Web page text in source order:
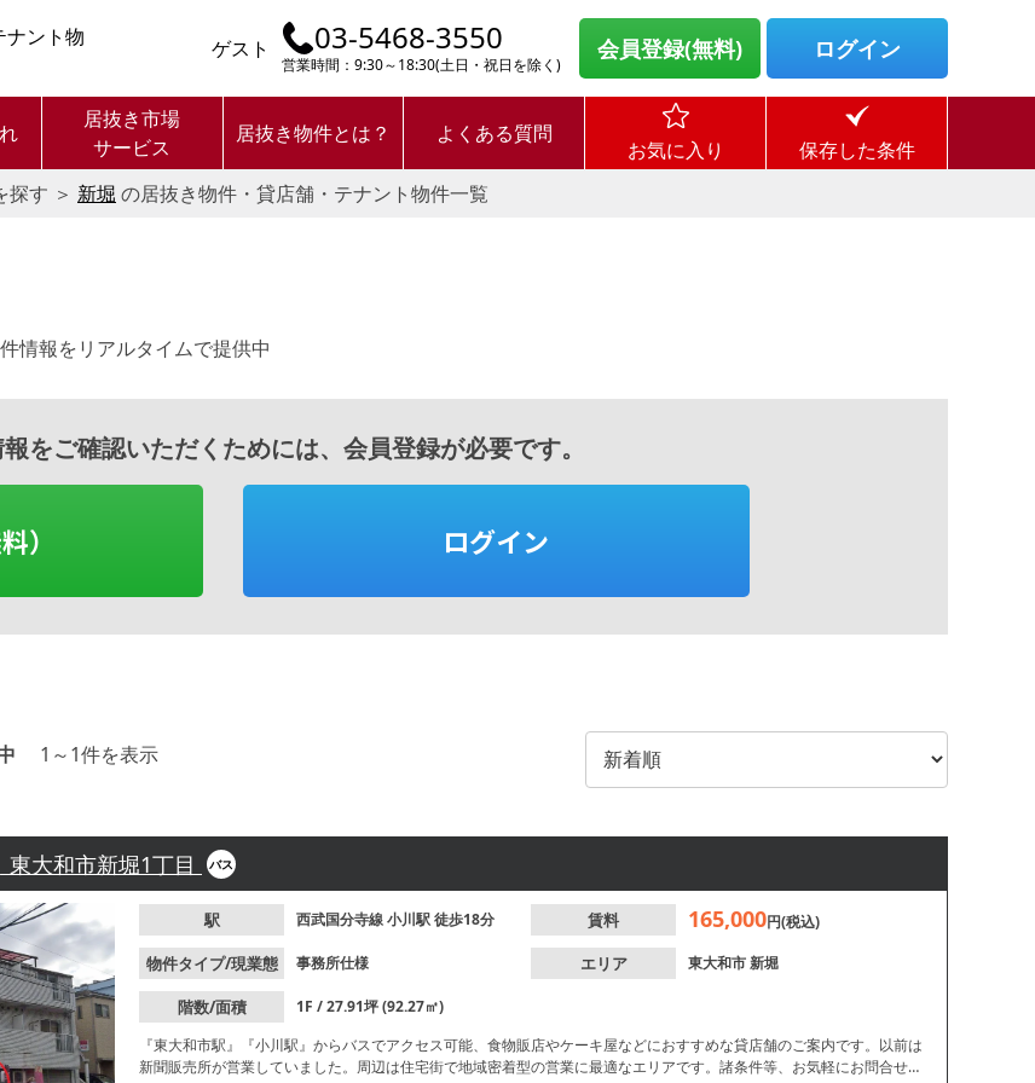
ナント物
ゲスト 03-5468-3550
営業時間：9:30～18:30(土日・祝日を除く)
会員登録(無料) ログイン
居抜き市場
サービス
居抜き物件とは？ よくある質問
お気に入り
保存した条件
探す ＞ 新堀 の居抜き物件・貸店舗・テナント物件一覧
情報をリアルタイムで提供中
をご確認いただくためには、会員登録が必要です。
） ログイン
1 ～1件を表示
大和市新堀1丁目 バス
駅 西武国分寺線小川駅徒歩18分 賃料 165,000円(税込)
物件タイプ/現業態 事務所仕様 エリア 東大和市新堀
階数/面積
1F / 27.91坪 (92.27㎡)
『東大和市駅』『小川駅』からバスでアクセス可能、食物販店やケーキ屋などにおすすめな貸店舗のご案内です。以前は
新聞販売所が営業していました。周辺は住宅街で地域密着型の営業に最適なエリアです。諸条件等、お気軽にお問合せく